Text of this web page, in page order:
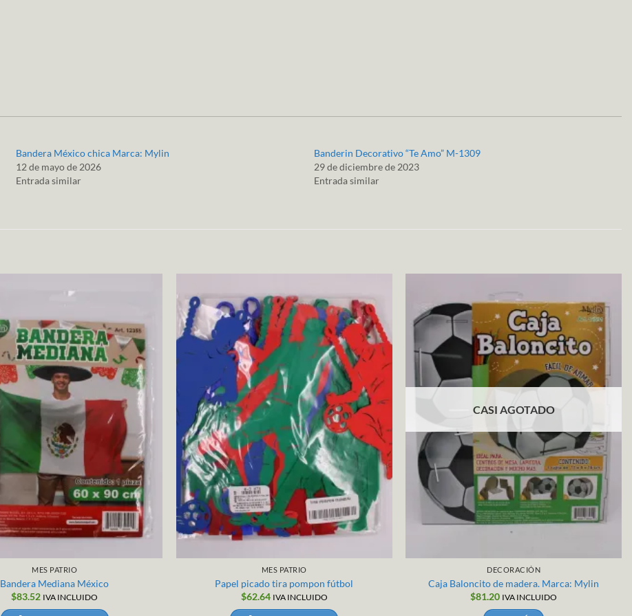
Bandera México chica Marca: Mylin
12 de mayo de 2026
Entrada similar
Banderin Decorativo “Te Amo” M-1309
29 de diciembre de 2023
Entrada similar
MES PATRIO
Bandera Mediana México
$83.52 IVA INCLUIDO
MES PATRIO
Papel picado tira pompon fútbol
$62.64 IVA INCLUIDO
CASI AGOTADO
DECORACIÓN
Caja Baloncito de madera. Marca: Mylin
$81.20 IVA INCLUIDO